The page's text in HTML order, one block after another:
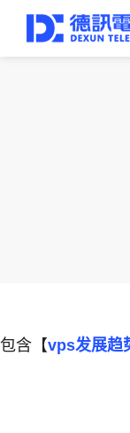
包含【vps发展趋